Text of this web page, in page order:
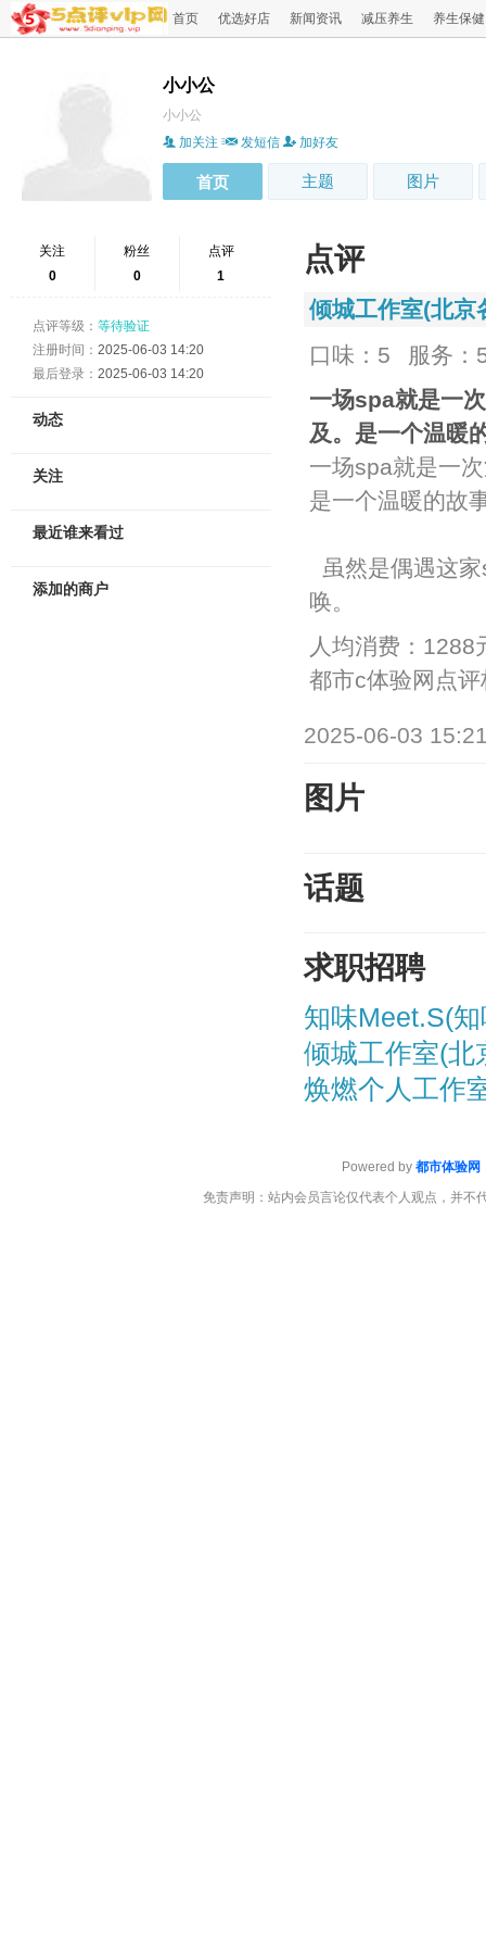
首页 优选好店 新闻资讯 减压养生 养生保健
小小公
小小公
加关注
发短信 加好友
首页 主题 图片
关注
0
粉丝
0
点评
1
点评等级： 等待验证
注册时间： 2025-06-03 14:20
最后登录： 2025-06-03 14:20
动态
关注
最近谁来看过
添加的商户
点评
倾城工作室(北京
口味：5
服务：
一场spa就是一
及。是一个温暖
一场spa就是一
是一个温暖的故
虽然是偶遇这
唤。
人均消费：1288
都市c体验网点
2025-06-03
图片
话题
求职招聘
知味Meet.S(
倾城工作室(北
焕燃个人工作
Powered by 都市体验网
免责声明：站内会员言论仅代表个人观点，并不